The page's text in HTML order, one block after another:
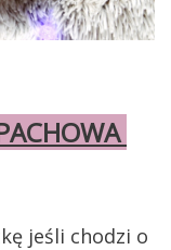
jeśli chodzi o